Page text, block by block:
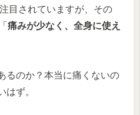
目されていますが、その
痛みが少なく、全身に使え
るのか？本当に痛くないの
はず。